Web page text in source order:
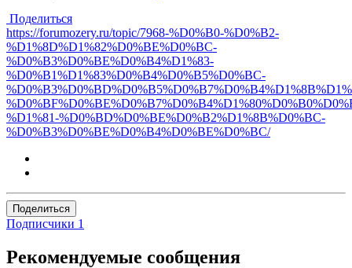
Поделиться
https://forumozery.ru/topic/7968-%D0%B0-%D0%B2-
%D1%8D%D1%82%D0%BE%D0%BC-
%D0%B3%D0%BE%D0%B4%D1%83-
%D0%B1%D1%83%D0%B4%D0%B5%D0%BC-
%D1%81-%D0%BD%D0%BE%D0%B2%D1%8B%D0%BC-
%D0%B3%D0%BE%D0%B4%D0%BE%D0%BC/
Поделиться
Подписчики 1
Рекомендуемые сообщения